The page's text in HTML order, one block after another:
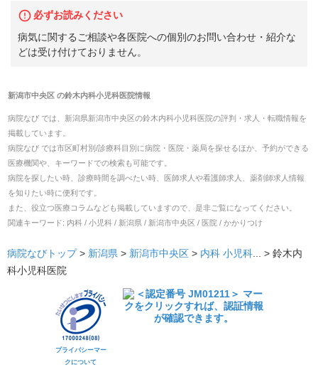
必ずお読みください
病気に関するご相談や各医院への個別のお問い合わせ・紹介な
どは受け付けておりません。
新潟市中央区 の鈴木内科小児科医院情報
病院なび では、 新潟県新潟市中央区の鈴木内科小児科医院の評判・求人・転職情報を
掲載しています。
病院なび では市区町村別/診療科目別に病院・医院・薬局を探せるほか、予約ができる
医療機関や、キーワードでの検索も可能です。
病院を探したい時、診療時間を調べたい時、医師求人や看護師求人、薬剤師求人情報
を知りたい時に便利です。
また、役立つ医療コラムなども掲載していますので、是非ご覧になってください。
関連キーワード: 内科 / 小児科 / 新潟県 / 新潟市中央区 / 医院 / かかりつけ
病院なびトップ > 新潟県 > 新潟市中央区 > 内科 小児科 ... > 鈴木内
科小児科医院
プライバシーマー
クについて